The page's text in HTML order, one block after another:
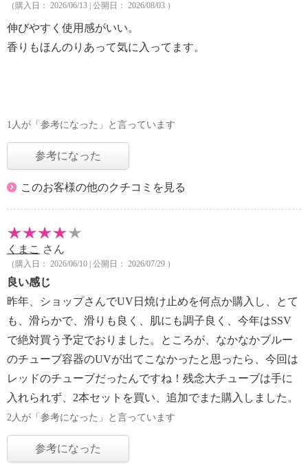
（購入日： 2026/06/13 | 公開日： 2026/08/03 ）
伸びやすく使用感がいい。
香りもほんのりあって気に入ってます。
1人が「参考になった」と言っています
参考になった
このお客様の他のクチコミを見る
くまこ さん
（購入日： 2026/06/10 | 公開日： 2026/07/29 ）
良い感じ
昨年、ショップさんでUV日焼け止めを何点か購入し、とて
も、滑らかで、滑りも良く、肌にも調子良く、今年はSSV
で絶対買う予定でおりました。ところが、なかなかブルー
のチューブ容器のUVが出てこなかったと思ったら、今回は
レッドのチューブだったんですね！残念大チューブは手に
入れられず、2本セットを買い、追加でまた購入しました。
2人が「参考になった」と言っています
参考になった